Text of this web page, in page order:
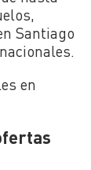
Santiago
en